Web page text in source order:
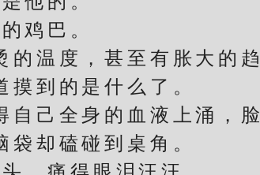
巴。
温度，甚至有胀大的趋
到的是什么了。
己全身的血液上涌，脸
袋却磕碰到桌角。